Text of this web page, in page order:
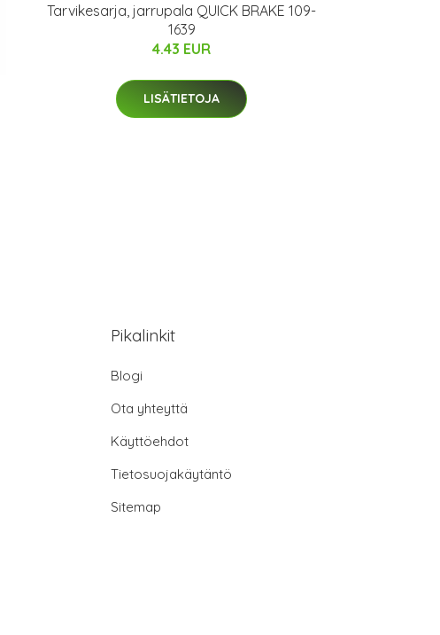
Tarvikesarja, jarrupala QUICK BRAKE 109-
1639
4.43 EUR
LISÄTIETOJA
Pikalinkit
Blogi
Ota yhteyttä
Käyttöehdot
Tietosuojakäytäntö
Sitemap